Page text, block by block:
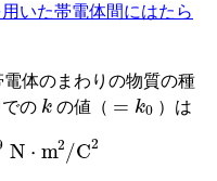
いた帯電体間にはたら
体のまわりの物質の種
の
k
の値（
= k0
）は
N 2/C2